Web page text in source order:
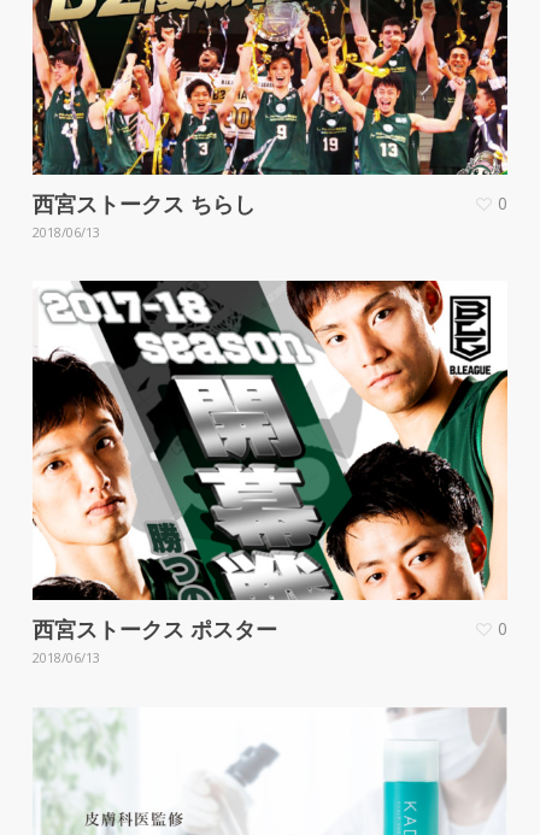
西宮ストークス ちらし
2018/06/13
0
西宮ストークス ポスター
2018/06/13
0